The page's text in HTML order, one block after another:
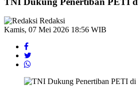
Redaksi
Kamis, 07 Mei 2026 18:56 WIB